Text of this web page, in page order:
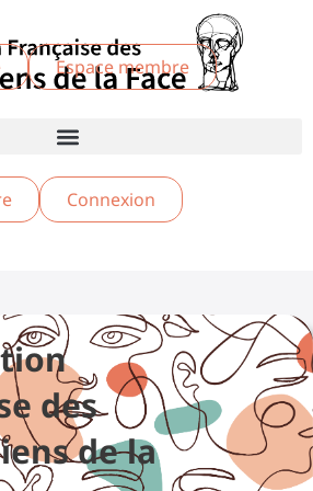
Espace membre
Connexion
des
de la